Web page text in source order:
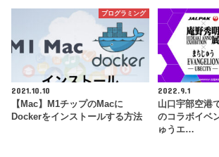
プログラミング
2021.10.10
【Mac】M1チップのMacに
Dockerをインストールする方法
2022.9.1
山口宇部空港
のコラボイベ
ゅうエ…